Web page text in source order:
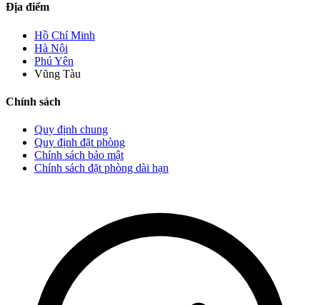
Địa điểm
Hồ Chí Minh
Hà Nội
Phú Yên
Vũng Tàu
Chính sách
Quy định chung
Quy định đặt phòng
Chính sách bảo mật
Chính sách đặt phòng dài hạn